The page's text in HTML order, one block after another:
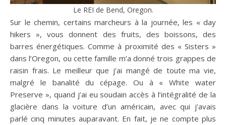
Le REI de Bend, Oregon.
Sur le chemin, certains marcheurs à la journée, les « day
hikers », vous donnent des fruits, des boissons, des
barres énergétiques. Comme à proximité des « Sisters »
dans l’Oregon, ou cette famille m’a donné trois grappes de
raisin frais. Le meilleur que j’ai mangé de toute ma vie,
malgré le banalité du cépage. Ou à « White water
Preserve », quand j’ai eu soudain accès à l’intégralité de la
glacière dans la voiture d’un américain, avec qui j’avais
parlé cinq minutes auparavant. En fait, je ne compte plus